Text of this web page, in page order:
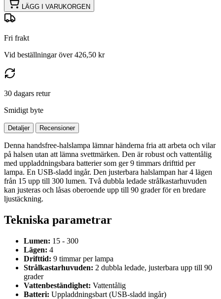
LÄGG I VARUKORGEN
Fri frakt
Vid beställningar över 426,50 kr
30 dagars retur
Smidigt byte
Detaljer Recensioner
Denna handsfree-halslampa lämnar händerna fria att arbeta och vilar
på halsen utan att lämna svettmärken. Den är robust och vattentålig
med uppladdningsbara batterier som ger 9 timmars drifttid per
lampa. En USB-sladd ingår. Den justerbara halslampan har 4 lägen
från 15 upp till 300 lumen. Två dubbla ledade strålkastarhuvuden
kan justeras och låsas oberoende upp till 90 grader för en bredare
ljustäckning.
Tekniska parametrar
Lumen: 15 - 300
Lägen: 4
Drifttid: 9 timmar per lampa
Strålkastarhuvuden: 2 dubbla ledade, justerbara upp till 90
grader
Vattenbeständighet: Vattentålig
Batteri: Uppladdningsbart (USB-sladd ingår)